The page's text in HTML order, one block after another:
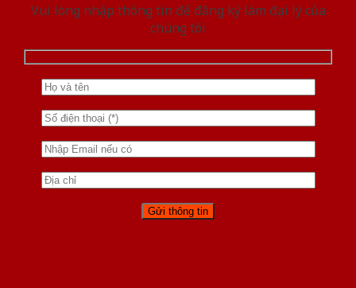
Vui lòng nhập thông tin để đăng ký làm đại lý của
chúng tôi